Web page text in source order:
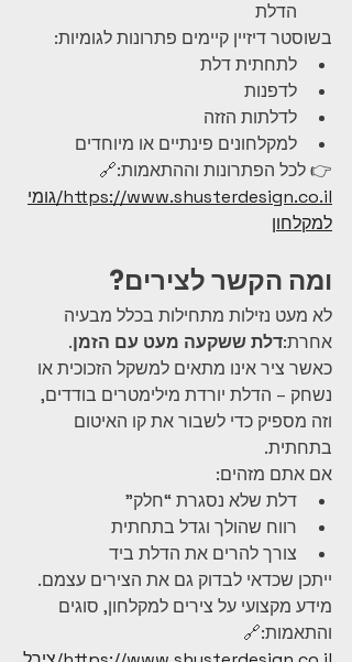
הדלת
בשוסטר דיזיין קיימים פתרונות לגומיות:
לתחתית דלת
לדפנות
לדלתות הזזה
למקלחונים פינתיים או מיוחדים
👉 לכל הפתרונות וההתאמות:🔗
https://www.shusterdesign.co.il/גומי
למקלחון
ומה הקשר לצירים?
לא מעט נזילות מתחילות בכלל מבעיה
אחרת:דלת ששקעה מעט עם הזמן.
כאשר ציר אינו מתאים למשקל הזכוכית או
נשחק – הדלת יורדת מילימטרים בודדים,
וזה מספיק כדי לשבור את קו האיטום
בתחתית.
אם אתם מזהים:
דלת שלא נסגרת “חלק”
רווח שהולך וגדל בתחתית
צורך להרים את הדלת ביד
ייתכן שכדאי לבדוק גם את הצירים עצמם.
מידע מקצועי על צירים למקלחון, סוגים
והתאמות:🔗